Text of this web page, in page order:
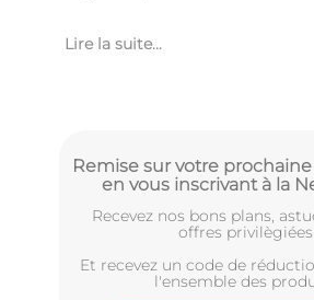
Lire la suite...
Remise sur votre
en vous inscrivant à la
Recevez nos bons plans,
offres privilègiées
Et recevez un code de
l'ensemble des